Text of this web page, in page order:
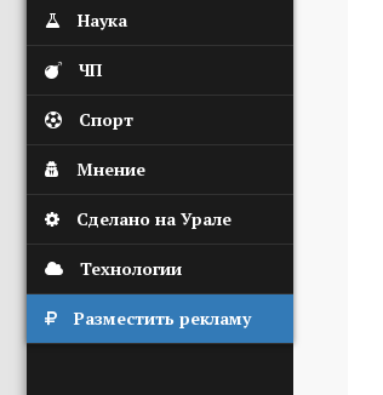
Наука
ЧП
Спорт
Мнение
Сделано на Урале
Технологии
Разместить рекламу